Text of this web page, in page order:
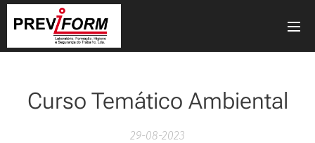
Curso Temático Ambiental
29-08-2023